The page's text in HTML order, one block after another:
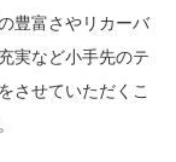
豊富さやリカーバ
実など小手先のテ
させていただくこ